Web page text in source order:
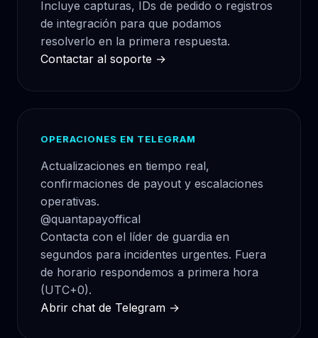
Incluye capturas, IDs de pedido o registros
de integración para que podamos
resolverlo en la primera respuesta.
Contactar al soporte →
OPERACIONES EN TELEGRAM
Actualizaciones en tiempo real,
confirmaciones de payout y escalaciones
operativas.
@quantapayoffical
Contacta con el líder de guardia en
segundos para incidentes urgentes. Fuera
de horario respondemos a primera hora
(UTC+0).
Abrir chat de Telegram →